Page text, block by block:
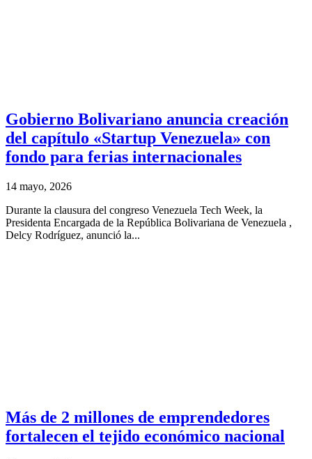
Gobierno Bolivariano anuncia creación
del capítulo «Startup Venezuela» con
fondo para ferias internacionales
14 mayo, 2026
Durante la clausura del congreso Venezuela Tech Week, la
Presidenta Encargada de la República Bolivariana de Venezuela ,
Delcy Rodríguez, anunció la...
Más de 2 millones de emprendedores
fortalecen el tejido económico nacional